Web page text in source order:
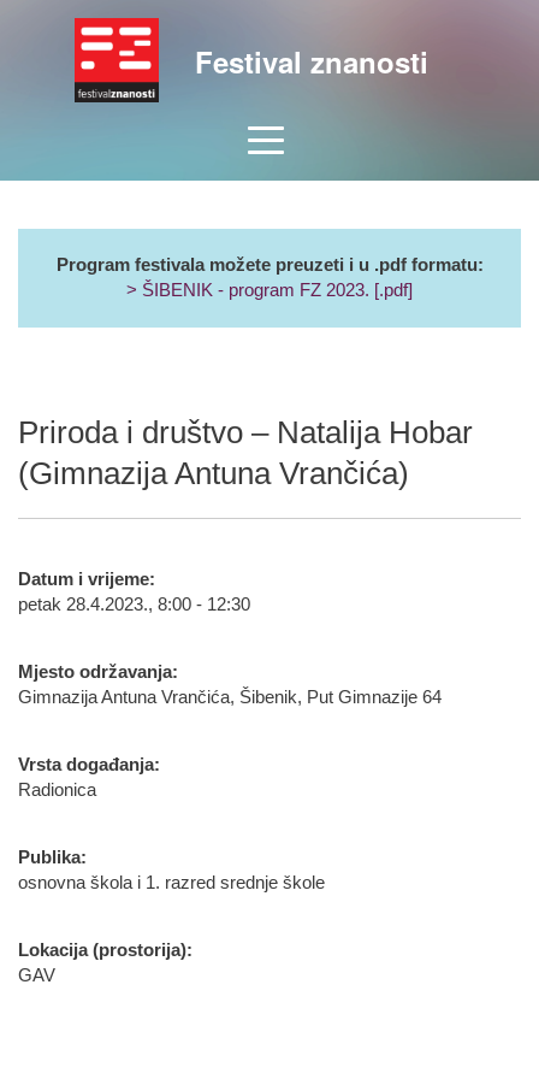
Festival znanosti
Program festivala možete preuzeti i u .pdf formatu:
> ŠIBENIK - program FZ 2023. [.pdf]
Priroda i društvo – Natalija Hobar
(Gimnazija Antuna Vrančića)
Datum i vrijeme:
petak 28.4.2023., 8:00 - 12:30
Mjesto održavanja:
Gimnazija Antuna Vrančića, Šibenik, Put Gimnazije 64
Vrsta događanja:
Radionica
Publika:
osnovna škola i 1. razred srednje škole
Lokacija (prostorija):
GAV